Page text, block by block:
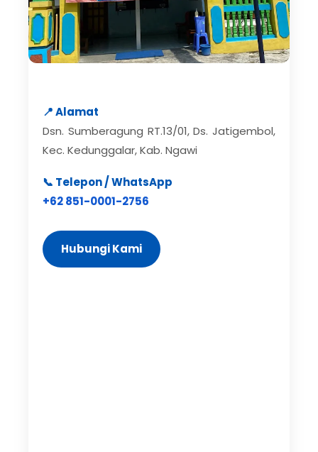
📍 Alamat
Dsn. Sumberagung RT.13/01, Ds. Jatigembol,
Kec. Kedunggalar, Kab. Ngawi
📞 Telepon / WhatsApp
+62 851-0001-2756
Hubungi Kami